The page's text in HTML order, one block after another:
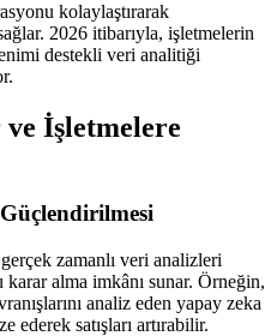
kolaylaştırarak
2026 itibarıyla, işletmelerin
destekli veri analitiği
ve İşletmelere
zamanlı veri analizleri
karar alma imkânı sunar. Örneğin,
analiz eden yapay zeka
satışları artırabilir.